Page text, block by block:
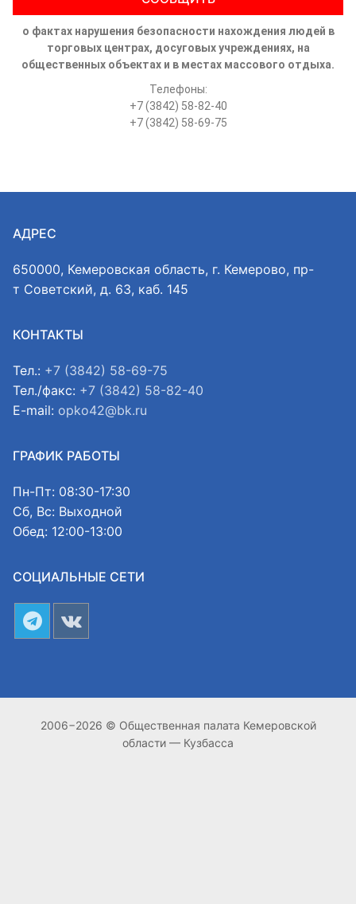
о фактах нарушения безопасности нахождения людей в
торговых центрах, досуговых учреждениях, на
общественных объектах и в местах массового отдыха.
Телефоны:
+7 (3842) 58-82-40
+7 (3842) 58-69-75
АДРЕС
650000, Кемеровская область, г. Кемерово, пр-
т Советский, д. 63, каб. 145
КОНТАКТЫ
Тел.: +7 (3842) 58-69-75
Тел./факс: +7 (3842) 58-82-40
E-mail: opko42@bk.ru
ГРАФИК РАБОТЫ
Пн-Пт: 08:30-17:30
Сб, Вс: Выходной
Обед: 12:00-13:00
СОЦИАЛЬНЫЕ СЕТИ
2006−2026 © Общественная палата Кемеровской
области — Кузбасса